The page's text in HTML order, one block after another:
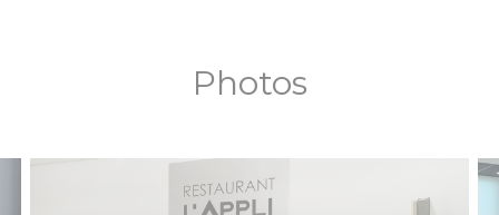
Photos